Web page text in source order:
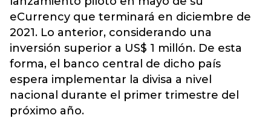
eCurrency que terminará en diciembre de
2021. Lo anterior, considerando una
inversión superior a US$ 1 millón. De esta
forma, el banco central de dicho país
espera implementar la divisa a nivel
nacional durante el primer trimestre del
próximo año.